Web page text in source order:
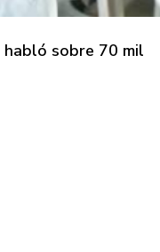
habló sobre 70 mil